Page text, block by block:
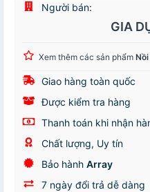
Người bán:
GIA
Xem thêm các sản phẩm
Giao hàng toàn quốc
Được kiểm tra hàng
Thanh toán khi nhận
Chất lượng, Uy tín
Bảo hành Array
7 ngày đổi trả dễ dàng